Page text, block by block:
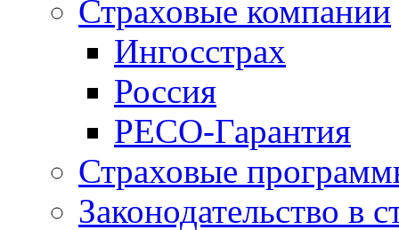
Страховые компании
Ингосстрах
Россия
РЕСО-Гарантия
Страховые
Законодательство в